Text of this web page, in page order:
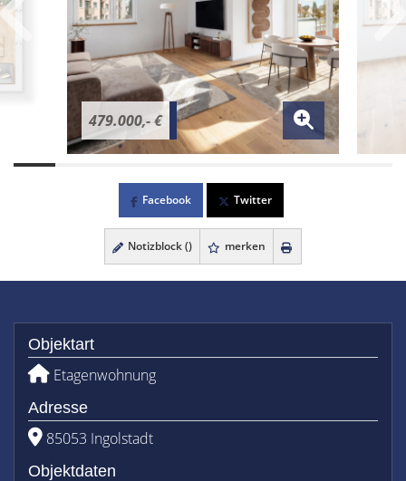
479.000,- €
Facebook Twitter
Notizblock () merken
Objektart
Etagenwohnung
Adresse
85053 Ingolstadt
Objektdaten